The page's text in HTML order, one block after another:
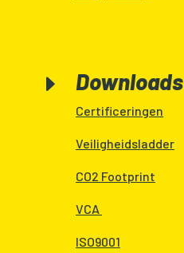
E Downloads
Certificeringen
Veiligheidsladder
CO2 Footprint
VCA
ISO9001